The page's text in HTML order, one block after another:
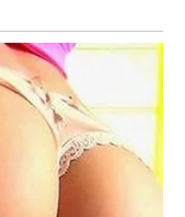
traži istinu. I kad je
hrabrost i
dinamiku.